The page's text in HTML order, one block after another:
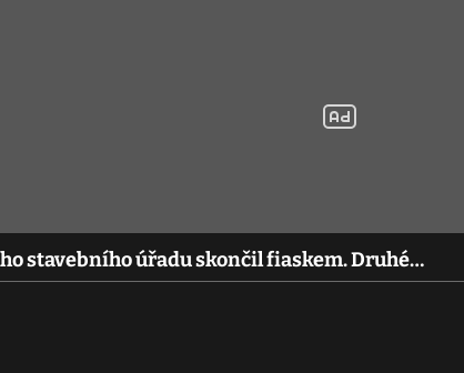
stavebního úřadu skončil fiaskem. Druhé…